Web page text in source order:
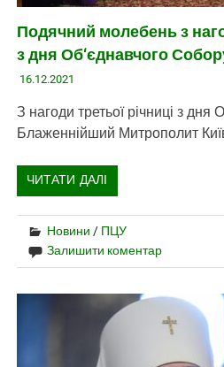
Подячний молебень з
з дня Об‘єднавчого
16.12.2021
З нагоди третьої річниці з дня
Блаженнійший Митрополит
ЧИТАТИ ДАЛІ
Новини / ПЦУ
Залишити коментар